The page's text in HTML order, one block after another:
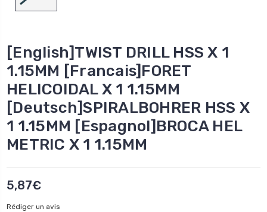
[English]TWIST DRILL HSS X 1
1.15MM [Francais]FORET
HELICOIDAL X 1 1.15MM
[Deutsch]SPIRALBOHRER HSS X
1 1.15MM [Espagnol]BROCA HEL
METRIC X 1 1.15MM
5,87€
Rédiger un avis